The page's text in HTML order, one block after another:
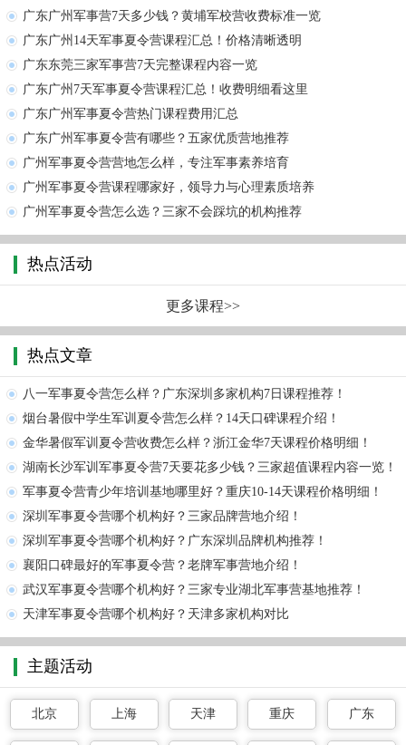
广东广州军事营7天多少钱？黄埔军校营收费标准一览
广东广州14天军事夏令营课程汇总！价格清晰透明
广东东莞三家军事营7天完整课程内容一览
广东广州7天军事夏令营课程汇总！收费明细看这里
广东广州军事夏令营热门课程费用汇总
广东广州军事夏令营有哪些？五家优质营地推荐
广州军事夏令营营地怎么样，专注军事素养培育
广州军事夏令营课程哪家好，领导力与心理素质培养
广州军事夏令营怎么选？三家不会踩坑的机构推荐
热点活动
更多课程>>
热点文章
八一军事夏令营怎么样？广东深圳多家机构7日课程推荐！
烟台暑假中学生军训夏令营怎么样？14天口碑课程介绍！
金华暑假军训夏令营收费怎么样？浙江金华7天课程价格明细！
湖南长沙军训军事夏令营7天要花多少钱？三家超值课程内容一览！
军事夏令营青少年培训基地哪里好？重庆10-14天课程价格明细！
深圳军事夏令营哪个机构好？三家品牌营地介绍！
深圳军事夏令营哪个机构好？广东深圳品牌机构推荐！
襄阳口碑最好的军事夏令营？老牌军事营地介绍！
武汉军事夏令营哪个机构好？三家专业湖北军事营基地推荐！
天津军事夏令营哪个机构好？天津多家机构对比
主题活动
北京 上海 天津 重庆 广东